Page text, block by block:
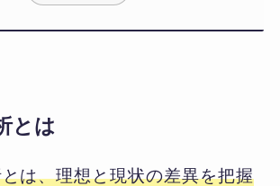
とは
は、理想と現状の差異を把握